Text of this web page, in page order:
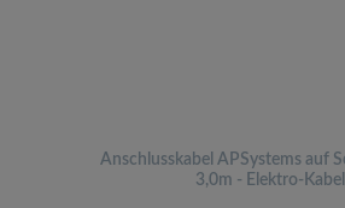
Anschlusskabel APSystems auf
3,0m - Elektro-Kabel